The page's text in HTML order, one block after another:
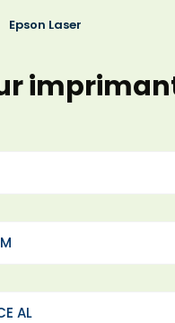
Epson Laser
AL